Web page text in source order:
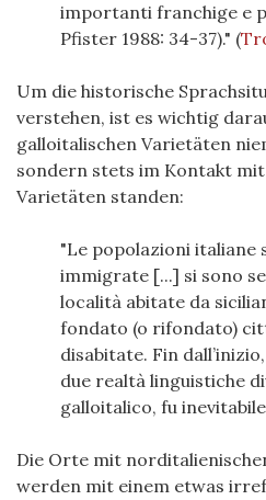
importanti franchige e
Pfister 1988: 34-37)." (
Um die historische
verstehen, ist es wichtig
galloitalischen Varietäten
sondern stets im Kontakt
Varietäten standen:
"Le popolazioni
immigrate [...] si sono
località abitate da
fondato (o rifondato)
disabitate. Fin
due realtà linguistiche
galloitalico, fu
Die Orte mit
werden mit einem etwas